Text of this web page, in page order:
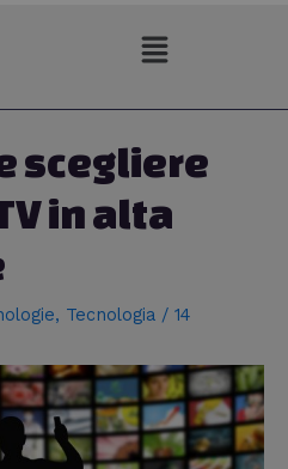
scegliere
in alta
, Tecnologia / 14